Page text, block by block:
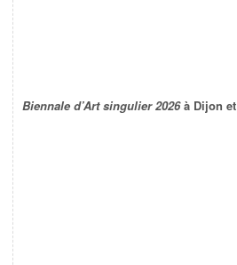
Biennale d’Art singulier 2026à Dijon et